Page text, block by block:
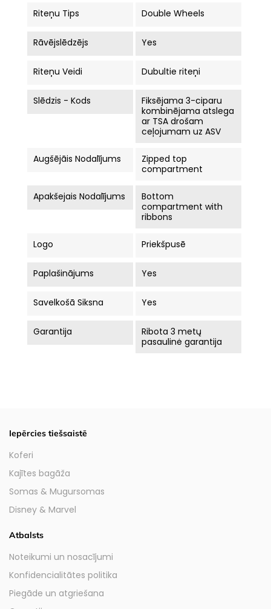
Riteņu Tips Double Wheels
Rāvējslēdzējs Yes
Riteņu Veidi Dubultie riteņi
Slēdzis - Kods
Fiksējama 3-ciparu
kombinējama atslega
ar TSA drošam
ceļojumam uz ASV
Augšējāis Nodalījums
Zipped top
compartment
Apakšejais Nodalījums
Bottom
compartment with
ribbons
Logo Priekšpusē
Paplašinājums Yes
Savelkošā Siksna Yes
Garantija
Ribota 3 metų
pasaulinė garantija
Iepērcies tiešsaistē
Koferi
Kajītes bagāža
Somas & Mugursomas
Disney & Marvel
Atbalsts
Noteikumi un nosacījumi
Konfidencialitātes politika
Piegāde un atgriešana